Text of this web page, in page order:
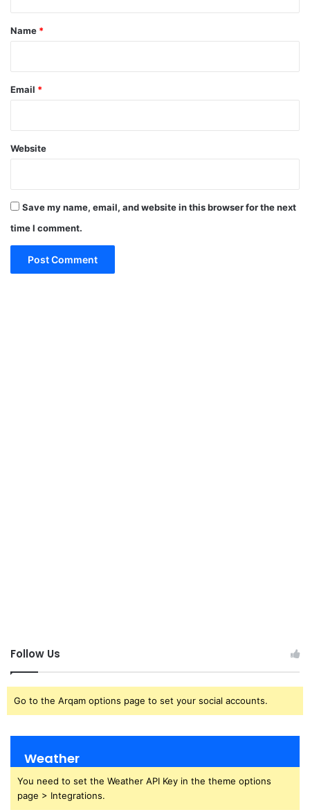
*
Name *
Email *
Website
Save my name, email, and website in this browser for the next
time I comment.
Follow Us
Go to the Arqam options page to set your social accounts.
Weather
You need to set the Weather API Key in the theme options
page > Integrations.